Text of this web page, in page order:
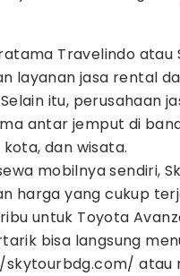
Travelindo atau
layanan jasa rental
itu, perusahaan
antar jemput di
dan wisata.
mobilnya sendiri,
harga yang cukup
untuk Toyota
bisa langsung
atau